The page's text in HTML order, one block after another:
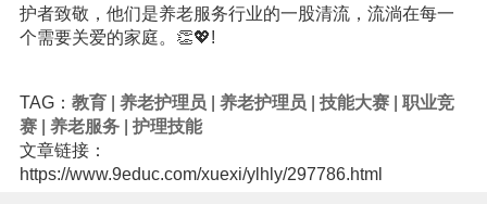
护者致敬，他们是养老服务行业的一股清流，流淌在每一
个需要关爱的家庭。👏💖!
TAG： 教育| 养老护理员 养老护理员 技能大赛| 职业竞
赛| 养老服务| 护理技能
文章链接：
https://www.9educ.com/xuexi/ylhly/297786.html